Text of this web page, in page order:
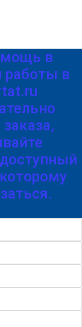
в
работы в